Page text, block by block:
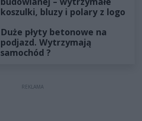
koszulki, bluzy i polary z logo
Duże płyty betonowe na
podjazd. Wytrzymają
samochód ?
REKLAMA